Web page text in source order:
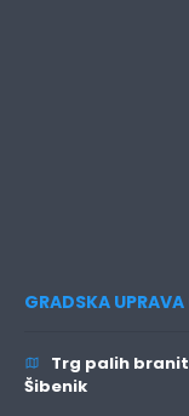
GRADSKA
Trg palih
Šibenik